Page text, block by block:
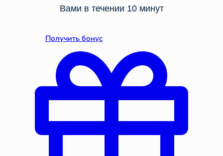
Вами в течении 10 минут
Получить бонус